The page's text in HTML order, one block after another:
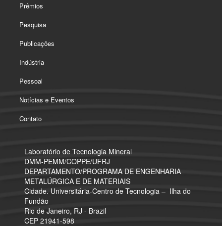
Prêmios
Pesquisa
Publicações
Indústria
Pessoal
Notícias e Eventos
Contato
Laboratório de Tecnologia Mineral
​DMM-PEMM/COPPE/UFRJ
DEPARTAMENTO/PROGRAMA DE ENGENHARIA
METALÚRGICA E DE MATERIAIS
Cidade. Universitária-Centro de Tecnologia – Ilha do
Fundão
Rio de Janeiro, RJ - Brazil
CEP 21941-598